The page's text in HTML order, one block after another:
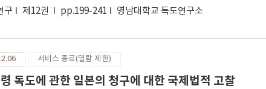
구 제12권 pp.199-241 영남대학교 독도연구소
서비스 종료(열람 제한)
독도에 관한 일본의 청구에 대한 국제법적 고찰